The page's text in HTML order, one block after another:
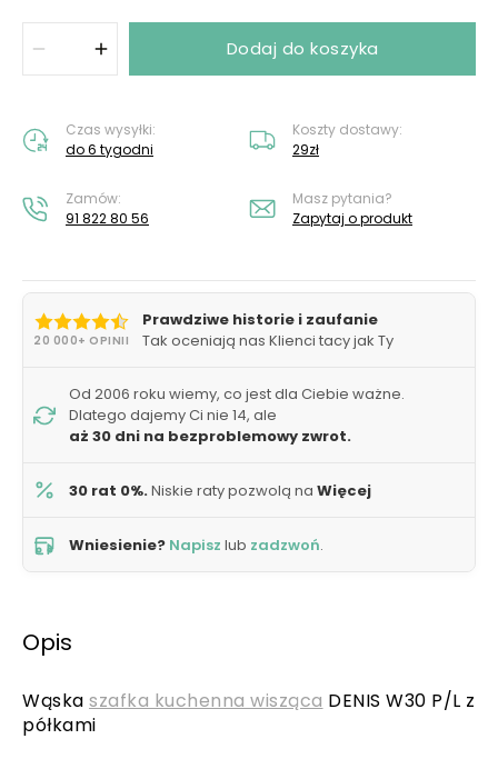
Dodaj do koszyka
Czas wysyłki:
do 6 tygodni
Koszty dostawy:
29zł
Zamów:
91 822 80 56
Masz pytania?
Zapytaj o produkt
20 000+ OPINII
Prawdziwe historie i zaufanie
Tak oceniają nas Klienci tacy jak Ty
Od 2006 roku wiemy, co jest dla Ciebie ważne.
Dlatego dajemy Ci nie 14, ale
aż 30 dni na bezproblemowy zwrot.
30 rat 0%.Niskie raty pozwolą na Więcej
Wniesienie? Napisz lub zadzwoń.
Opis
Wąska szafka kuchenna wisząca DENIS W30 P/L z
półkami